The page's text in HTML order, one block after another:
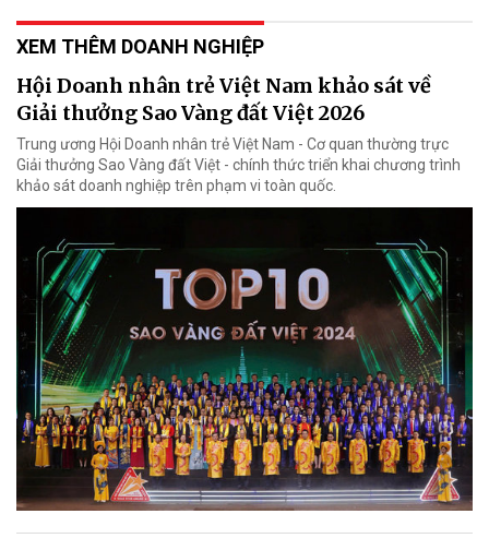
XEM THÊM DOANH NGHIỆP
Hội Doanh nhân trẻ Việt Nam khảo sát về
Giải thưởng Sao Vàng đất Việt 2026
Trung ương Hội Doanh nhân trẻ Việt Nam - Cơ quan thường trực
Giải thưởng Sao Vàng đất Việt - chính thức triển khai chương trình
khảo sát doanh nghiệp trên phạm vi toàn quốc.